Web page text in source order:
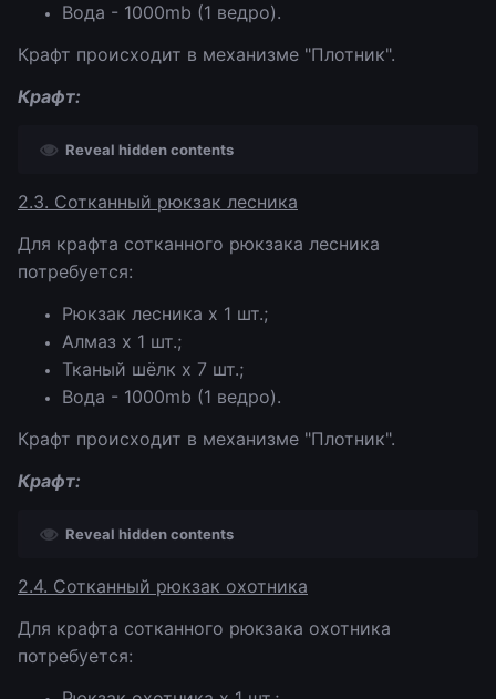
Вода - 1000mb (1 ведро).
Крафт происходит в механизме "Плотник".
Крафт:
Reveal hidden contents
2.3. Сотканный рюкзак лесника
Для крафта сотканного рюкзака лесника
потребуется:
Рюкзак лесника х 1 шт.;
Алмаз х 1 шт.;
Тканый шёлк х 7 шт.;
Вода - 1000mb (1 ведро).
Крафт происходит в механизме "Плотник".
Крафт:
Reveal hidden contents
2.4. Сотканный рюкзак охотника
Для крафта сотканного рюкзака охотника
потребуется: